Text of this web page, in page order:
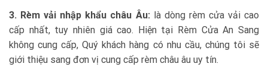
3. Rèm vải nhập khẩu châu Âu: là dòng rèm cửa vải cao
cấp nhất, tuy nhiên giá cao. Hiện tại Rèm Cửa An Sang
không cung cấp, Quý khách hàng có nhu cầu, chúng tôi sẽ
giới thiệu sang đơn vị cung cấp rèm châu âu uy tín.